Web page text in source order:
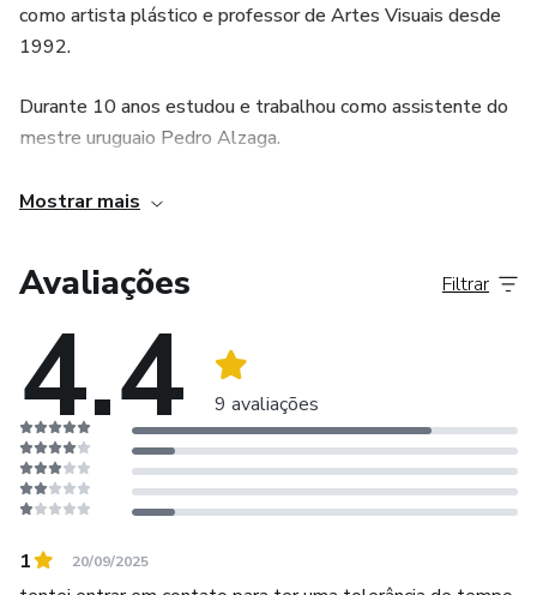
como artista plástico e professor de Artes Visuais desde
1992.
Durante 10 anos estudou e trabalhou como assistente do
mestre uruguaio Pedro Alzaga.
Recentemente foi premiado consecutivamente no Salão
Atualmente trabalha em seu ateliê na Vila Mariana,
Bio
PAULO FRADE
1970, São Paulo – SP, Brazil
Paulo was born in São Paulo, where he currently creates
Mostrar mais
Avaliações
4.4 9 avaliações
Filtrar
1 20/09/2025